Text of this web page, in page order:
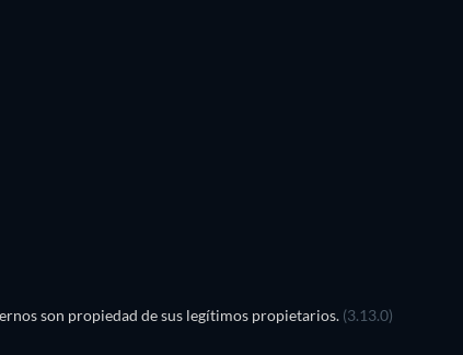
son propiedad de sus legítimos propietarios. (3.13.0)